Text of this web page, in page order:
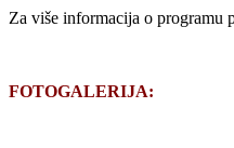
Za više informacija o programu
FOTOGALERIJA: